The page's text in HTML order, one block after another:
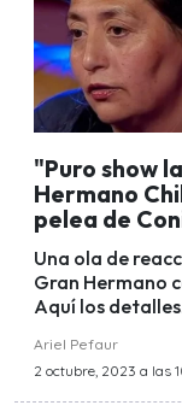
"Puro show
Hermano
pelea de
Una ola de
Gran Hermano
Aquí los
Ariel Pefaur
2 octubre, 2023 a las